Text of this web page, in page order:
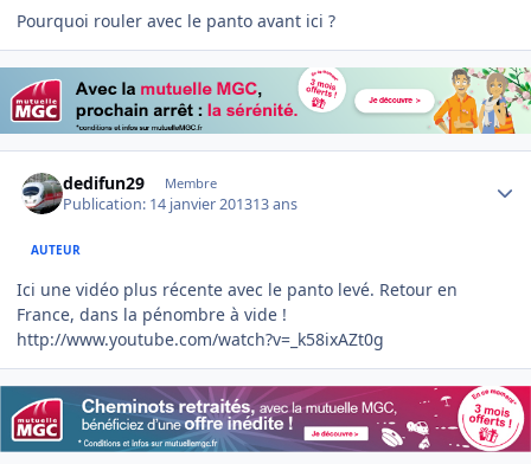
Pourquoi rouler avec le panto avant ici ?
dedifun29 Membre
Publication: 14 janvier 201313 ans
AUTEUR
Ici une vidéo plus récente avec le panto levé. Retour en
France, dans la pénombre à vide !
http://www.youtube.com/watch?v=_k58ixAZt0g